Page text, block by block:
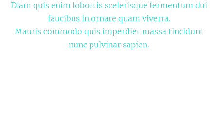
Diam quis enim lobortis scelerisque fermentum dui
faucibus in ornare quam viverra.
Mauris commodo quis imperdiet massa tincidunt
nunc pulvinar sapien.